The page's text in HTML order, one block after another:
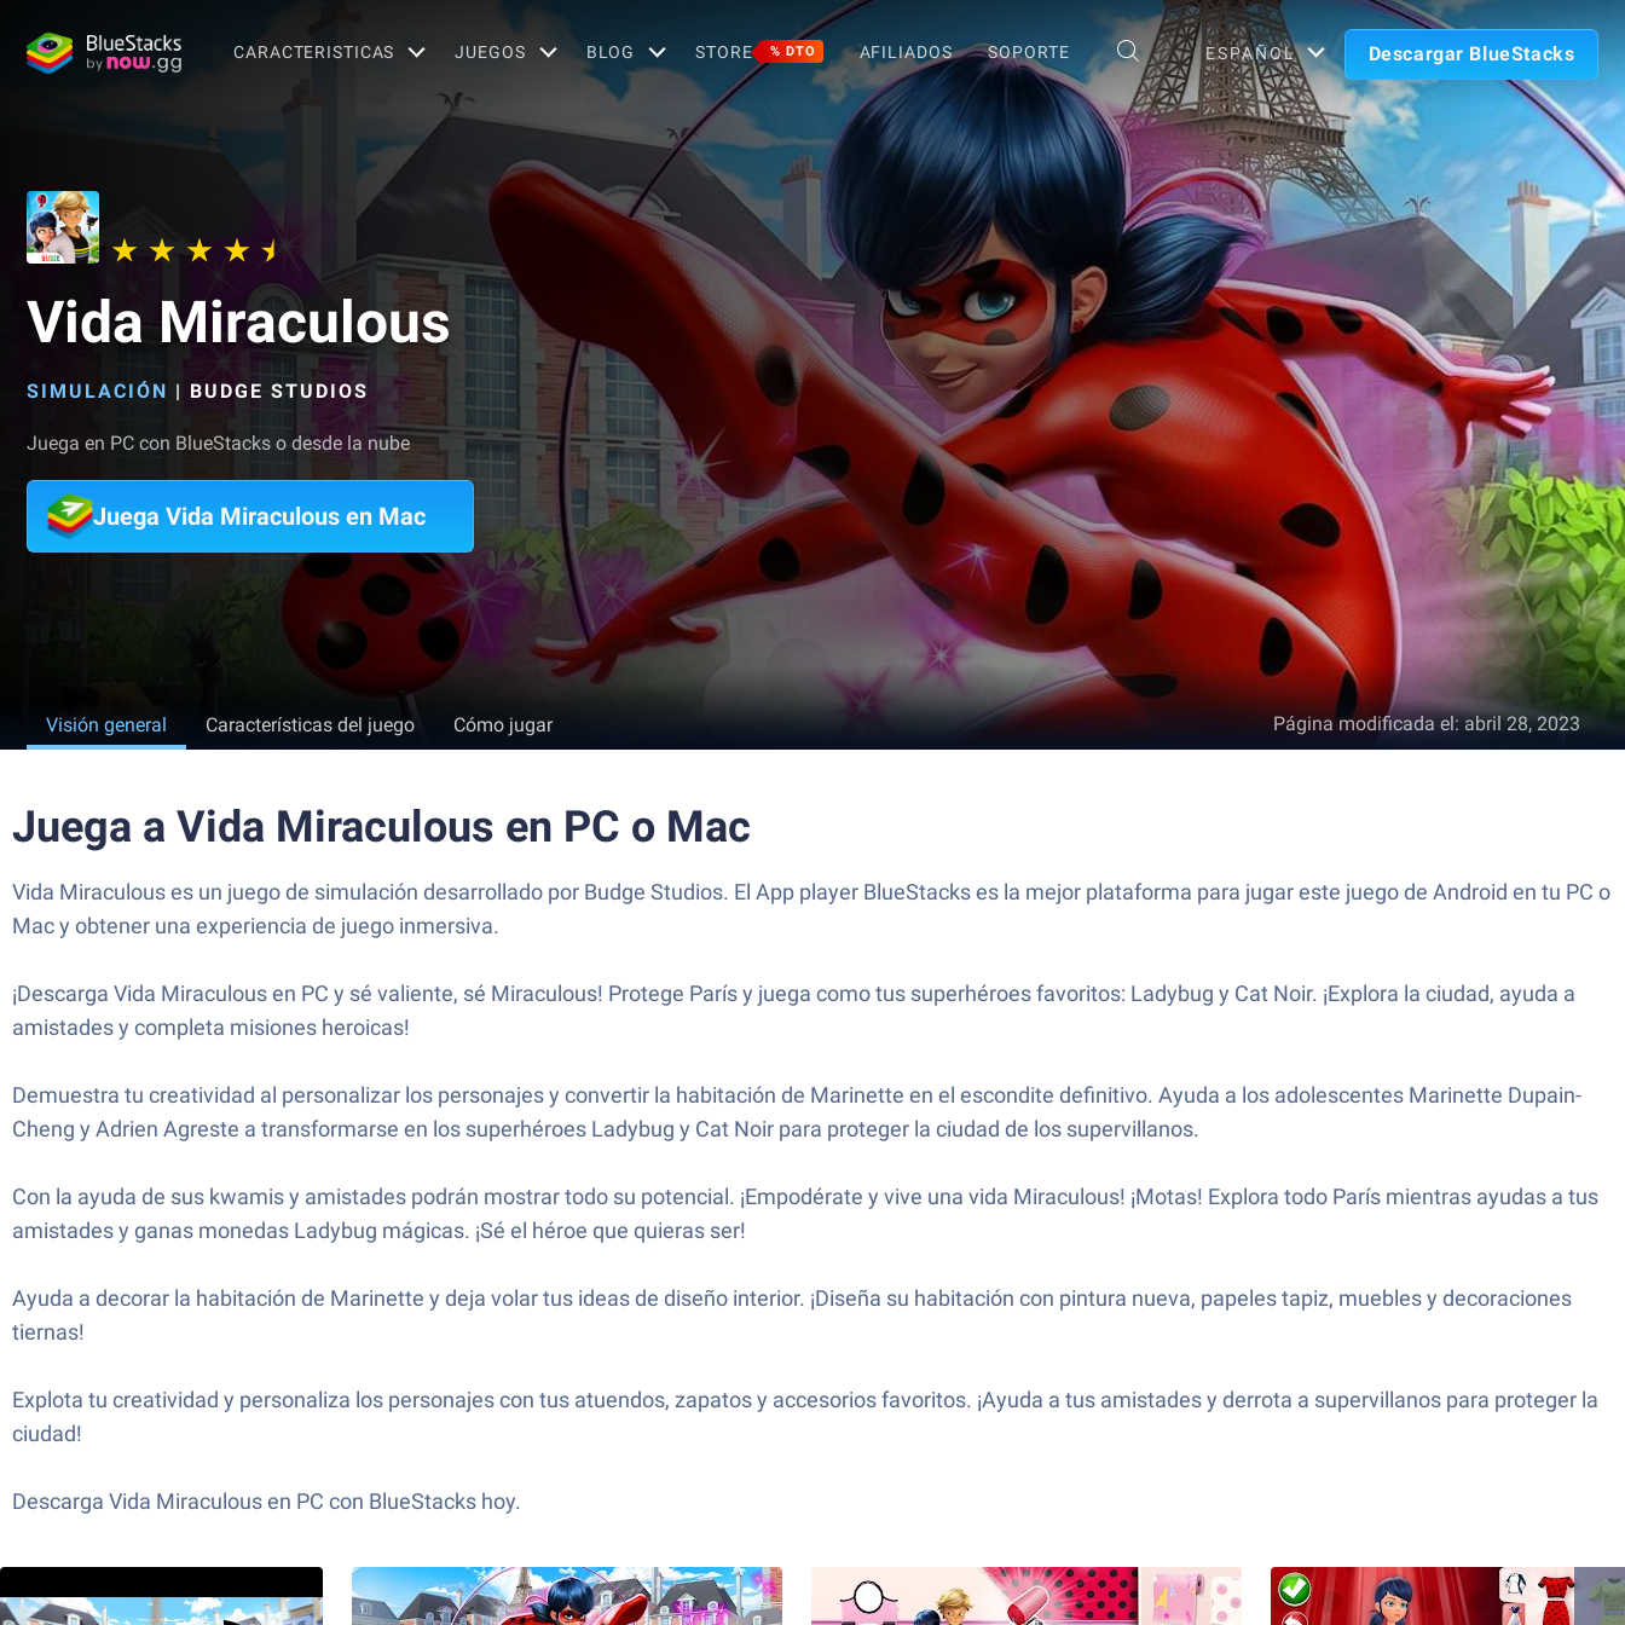
CARACTERISTICAS JUEGOS BLOG STORE % DTO AFILIADOS SOPORTE ESPAÑOL Descargar BlueStacks
Vida Miraculous
SIMULACIÓN | BUDGE STUDIOS
Juega en PC con BlueStacks o desde la nube
Juega Vida Miraculous en Mac
Visión general Características del juego Cómo jugar Página modificada el:abril 28, 2023
Juega a Vida Miraculous en PC o Mac
Vida Miraculous es un juego de simulación desarrollado por Budge Studios. El App player BlueStacks es la mejor plataforma para jugar este juego de Android en tu PC o
Mac y obtener una experiencia de juego inmersiva.
¡Descarga Vida Miraculous en PC y sé valiente, sé Miraculous! Protege París y juega como tus superhéroes favoritos: Ladybug y Cat Noir. ¡Explora la ciudad, ayuda a
amistades y completa misiones heroicas!
Demuestra tu creatividad al personalizar los personajes y convertir la habitación de Marinette en el escondite definitivo. Ayuda a los adolescentes Marinette Dupain-
Cheng y Adrien Agreste a transformarse en los superhéroes Ladybug y Cat Noir para proteger la ciudad de los supervillanos.
Con la ayuda de sus kwamis y amistades podrán mostrar todo su potencial. ¡Empodérate y vive una vida Miraculous! ¡Motas! Explora todo París mientras ayudas a tus
amistades y ganas monedas Ladybug mágicas. ¡Sé el héroe que quieras ser!
Ayuda a decorar la habitación de Marinette y deja volar tus ideas de diseño interior. ¡Diseña su habitación con pintura nueva, papeles tapiz, muebles y decoraciones
tiernas!
Explota tu creatividad y personaliza los personajes con tus atuendos, zapatos y accesorios favoritos. ¡Ayuda a tus amistades y derrota a supervillanos para proteger la
ciudad!
Descarga Vida Miraculous en PC con BlueStacks hoy.